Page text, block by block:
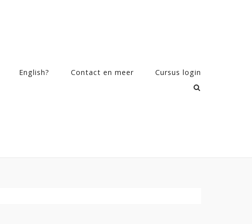
English? Contact en meer Cursus login